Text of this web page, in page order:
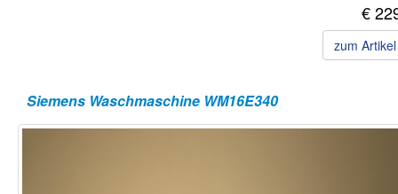
€
zum
Siemens Waschmaschine WM16E340